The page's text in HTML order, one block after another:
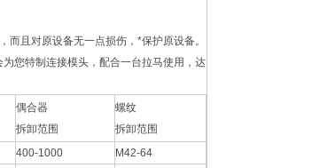
且对原设备无一点损伤，*保护原设备。
您特制连接模头，配合一台拉马使用，达
偶合器
拆卸范围
螺纹
拆卸范围
400-1000
M42-64